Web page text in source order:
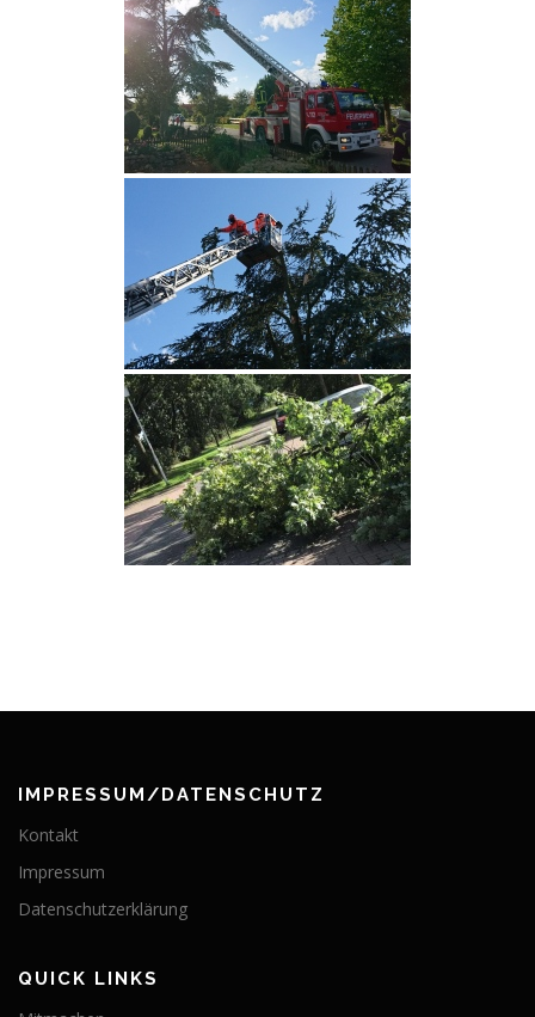
IMPRESSUM/DATENSCHUTZ
Kontakt
Impressum
Datenschutzerklärung
QUICK LINKS